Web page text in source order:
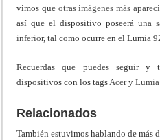
vimos que otras imágenes más
así que el dispositivo poseerá una
inferior, tal como ocurre en el Lumia
Recuerdas que puedes seguir y
dispositivos con los tagsAcery
Relacionados
También estuvimos hablando de más